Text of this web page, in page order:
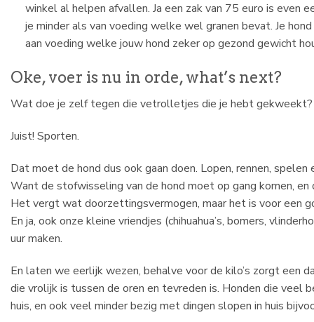
winkel al helpen afvallen. Ja een zak van 75 euro is even
je minder als van voeding welke wel granen bevat. Je
aan voeding welke jouw hond zeker op gezond gewicht
Oke, voer is nu in orde, what’s next?
Wat doe je zelf tegen die vetrolletjes die je hebt gekweekt?
Juist! Sporten.
Dat moet de hond dus ook gaan doen. Lopen, rennen,
Want de stofwisseling van de hond moet op gang komen,
Het vergt wat doorzettingsvermogen, maar het is voor een
En ja, ook onze kleine vriendjes (chihuahua’s, bomers,
uur maken.
En laten we eerlijk wezen, behalve voor de kilo’s zorgt een
die vrolijk is tussen de oren en tevreden is. Honden die veel
huis, en ook veel minder bezig met dingen slopen in huis